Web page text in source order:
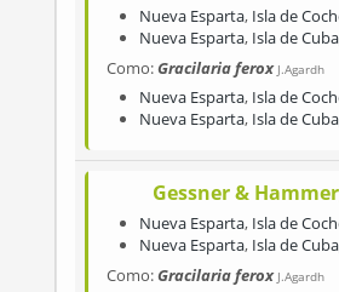
Nueva Esparta, Isla de
Nueva Esparta, Isla de
Como:Gracilaria ferox J.Agardh
Nueva Esparta, Isla de
Nueva Esparta, Isla de
Gessner &
Nueva Esparta, Isla de
Nueva Esparta, Isla de
Como:Gracilaria ferox J.Agardh